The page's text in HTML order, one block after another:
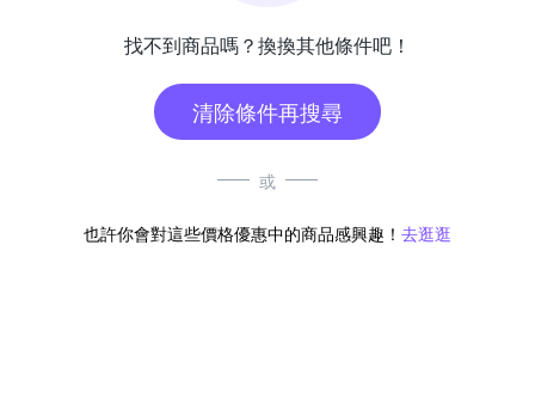
找不到商品嗎？換換其他條件吧！
清除條件再搜尋
或
也許你會對這些價格優惠中的商品感興趣！ 去逛逛